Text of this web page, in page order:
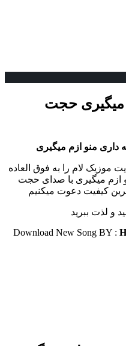
میگیری حجت
داری منو ازم میگیری
موزیک لام را به فوق العاده
ازم میگیری با صدای حجت
کیفیت دعوت میکنیم
و لذت ببرید
Download New Song BY :